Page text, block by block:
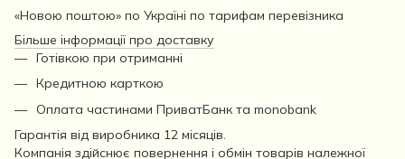
«Новою поштою» по Україні по тарифам перевізника
Більше інформації про доставку
Готівкою при отриманні
Кредитною карткою
Оплата частинами ПриватБанк та monobank
Гарантія від виробника 12 місяців.
Компанія здійснює повернення і обмін товарів належної